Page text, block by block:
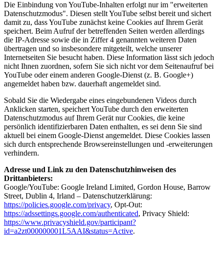
Die Einbindung von YouTube-Inhalten erfolgt nur im "erweiterten
Datenschutzmodus". Diesen stellt YouTube selbst bereit und sichert
damit zu, dass YouTube zunächst keine Cookies auf Ihrem Gerät
speichert. Beim Aufruf der betreffenden Seiten werden allerdings
die IP-Adresse sowie die in Ziffer 4 genannten weiteren Daten
übertragen und so insbesondere mitgeteilt, welche unserer
Internetseiten Sie besucht haben. Diese Information lässt sich jedoch
nicht Ihnen zuordnen, sofern Sie sich nicht vor dem Seitenaufruf bei
YouTube oder einem anderen Google-Dienst (z. B. Google+)
angemeldet haben bzw. dauerhaft angemeldet sind.
Sobald Sie die Wiedergabe eines eingebundenen Videos durch
Anklicken starten, speichert YouTube durch den erweiterten
Datenschutzmodus auf Ihrem Gerät nur Cookies, die keine
persönlich identifizierbaren Daten enthalten, es sei denn Sie sind
aktuell bei einem Google-Dienst angemeldet. Diese Cookies lassen
sich durch entsprechende Browsereinstellungen und -erweiterungen
verhindern.
Adresse und Link zu den Datenschutzhinweisen des
Drittanbieters:
Google/YouTube: Google Ireland Limited, Gordon House, Barrow
Street, Dublin 4, Irland – Datenschutzerklärung:
https://policies.google.com/privacy, Opt-Out:
https://adssettings.google.com/authenticated, Privacy Shield:
https://www.privacyshield.gov/participant?
id=a2zt000000001L5AAI&status=Active.